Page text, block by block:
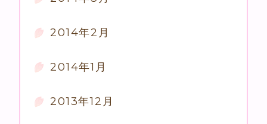
2014年2月
2014年1月
2013年12月